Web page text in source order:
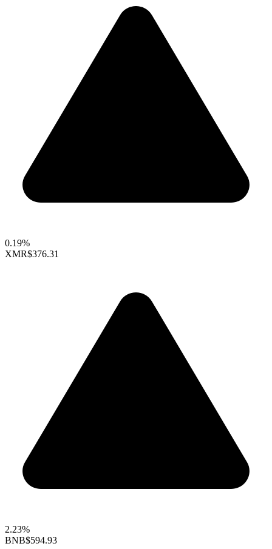
0.19%
XMR$376.31
2.23%
BNB$594.93